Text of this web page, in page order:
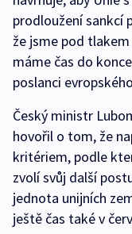
prodloužení sankcí
že jsme pod
máme čas do
poslanci
Český ministr
hovořil o tom, že
kritériem, podle
zvolí svůj další
jednota unijních
ještě čas také v